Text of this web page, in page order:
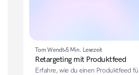
Tom Wendt 5 Min. Lesezeit
Retargeting mit Produktfeed
Erfahre, wie du einen Produktfeed